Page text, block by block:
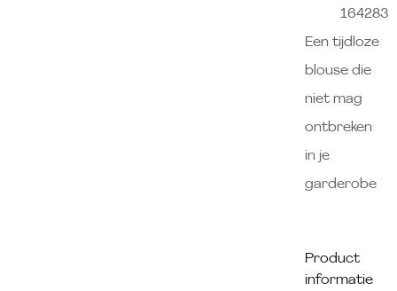
Product
informatie
164283
Een tijdloze
blouse die
niet mag
ontbreken
in je
garderobe